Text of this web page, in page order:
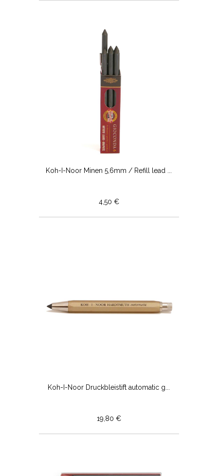
Koh-I-Noor Minen 5,6mm / Refill lead ...
4,50 €
Koh-I-Noor Druckbleistift automatic g...
19,80 €